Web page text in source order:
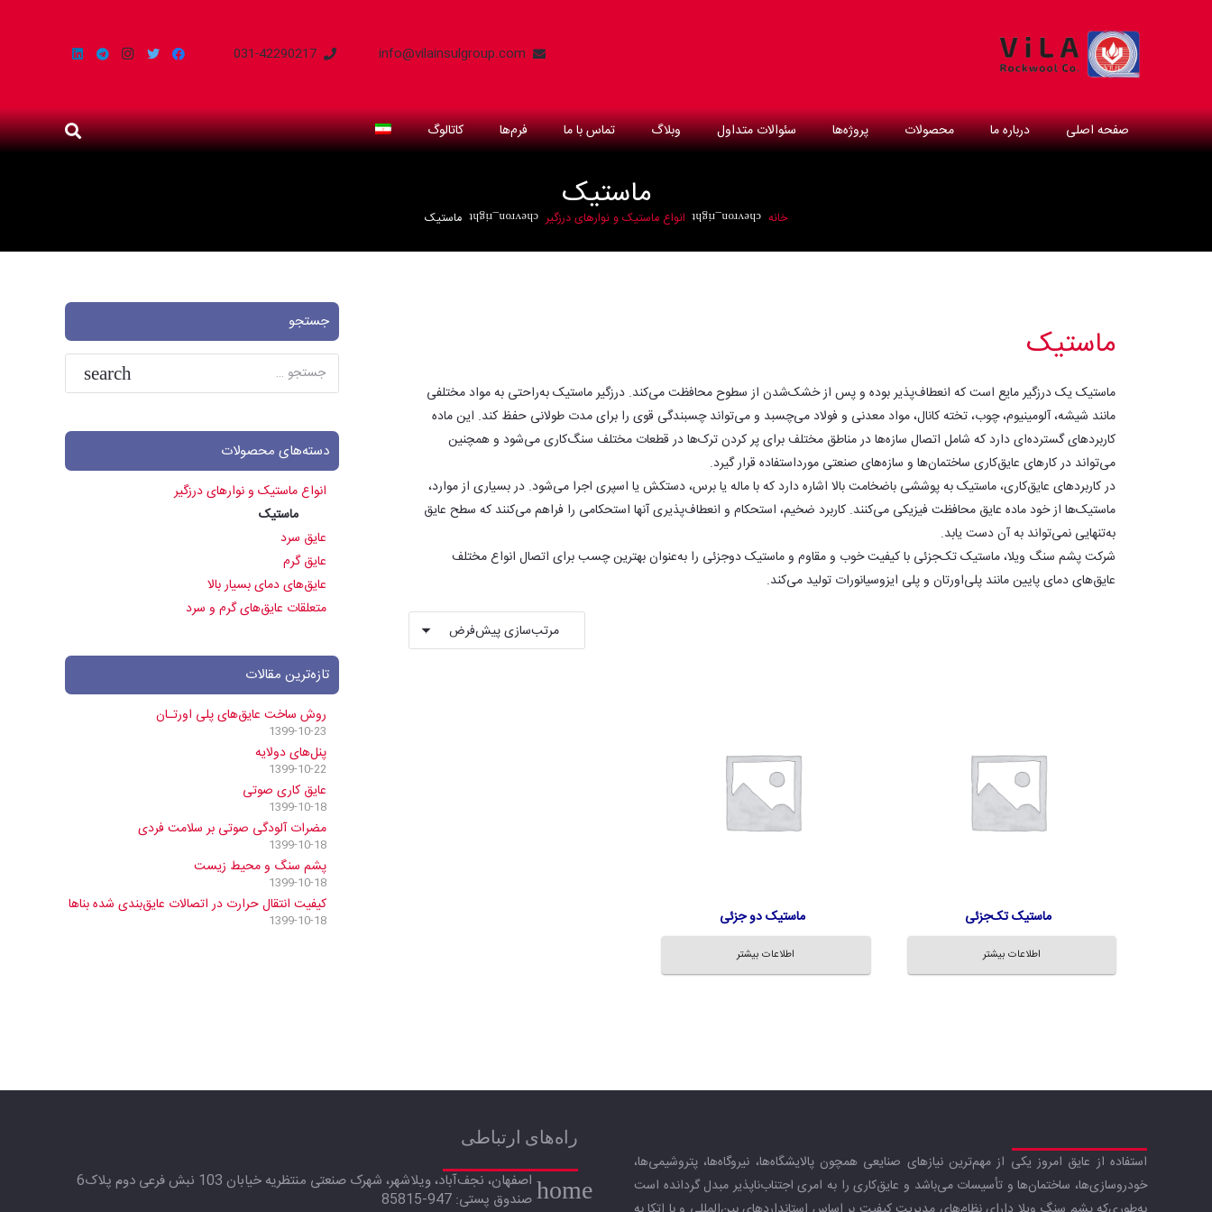
info@vilainsulgroup.com
031-42290217
صفحه اصلی درباره ما محصولات پروژه‌ها سئوالات متداول وبلاگ تماس با ما فرم‌ها کاتالوگ
ماستیک
خانه chevron_right انواع ماستیک و نوارهای درزگیر chevron_right ماستیک
ماستیک
ماستیک یک درزگیر مایع است که انعطاف‌پذیر بوده و پس از خشک‌شدن از سطوح محافظت می‌کند. درزگیر ماستیک به‌راحتی به مواد مختلفی
مانند شیشه، آلومینیوم، چوب، تخته کانال، مواد معدنی و فولاد می‌چسبد و می‌تواند چسبندگی قوی را برای مدت طولانی حفظ کند. این ماده
کاربردهای گسترده‌ای دارد که شامل اتصال سازه‌ها در مناطق مختلف برای پر کردن ترک‌ها در قطعات مختلف سنگ‌کاری می‌شود و همچنین
می‌تواند در کارهای عایق‌کاری ساختمان‌ها و سازه‌های صنعتی مورداستفاده قرار گیرد.
در کاربردهای عایق‌کاری، ماستیک به پوششی باضخامت بالا اشاره دارد که با ماله یا برس، دستکش یا اسپری اجرا می‌شود. در بسیاری از موارد،
ماستیک‌ها از خود ماده عایق محافظت فیزیکی می‌کنند. کاربرد ضخیم، استحکام و انعطاف‌پذیری آنها استحکامی را فراهم می‌کنند که سطح عایق
به‌تنهایی نمی‌تواند به آن دست یابد.
شرکت پشم سنگ ویلا، ماستیک تک‌جزئی با کیفیت خوب و مقاوم و ماستیک دوجزئی را به‌عنوان بهترین چسب برای اتصال انواع مختلف
عایق‌های دمای پایین مانند پلی‌اورتان و پلی ایزوسیانورات تولید می‌کند.
ماستیک تک‌جزئی
اطلاعات بیشتر
ماستیک دو جزئی
اطلاعات بیشتر
جستجو
جستجو
برای:
دسته‌های محصولات
انواع ماستیک و نوارهای درزگیر
ماستیک
عایق سرد
عایق گرم
عایق‌های دمای بسیار بالا
متعلقات عایق‌های گرم و سرد
تازه‌ترین مقالات
روش ساخت عایق‌های پلی اورتـان
1399-10-23
پنل‌های دولایه
1399-10-22
عایق کاری صوتی
1399-10-18
مضرات آلودگی صوتی بر سلامت فردی
1399-10-18
پشم سنگ و محیط زیست
1399-10-18
کیفیت انتقال حرارت در اتصالات عایق‌بندی شده بناها
1399-10-18
استفاده از عایق امروز یکی از مهم‌ترین نیازهای صنایعی همچون پالایشگاه‌ها، نیروگاه‌ها، پتروشیمی‌ها،
خودروسازی‌ها، ساختمان‌ها و تأسیسات می‌باشد و عایق‌کاری را به امری اجتناب‌ناپذیر مبدل گردانده است
راه‌های ارتباطی
home
اصفهان، نجف‌آباد، ویلاشهر، شهرک صنعتی منتظریه خیابان 103 نبش فرعی دوم پلاک6
صندوق پستی:‌ 947-85815